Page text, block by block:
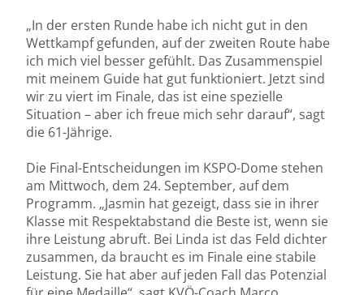
„In der ersten Runde habe ich nicht gut in den
Wettkampf gefunden, auf der zweiten Route habe
ich mich viel besser gefühlt. Das Zusammenspiel
mit meinem Guide hat gut funktioniert. Jetzt sind
wir zu viert im Finale, das ist eine spezielle
Situation – aber ich freue mich sehr darauf“, sagt
die 61-Jährige.
Die Final-Entscheidungen im KSPO-Dome stehen
am Mittwoch, dem 24. September, auf dem
Programm. „Jasmin hat gezeigt, dass sie in ihrer
Klasse mit Respektabstand die Beste ist, wenn sie
ihre Leistung abruft. Bei Linda ist das Feld dichter
zusammen, da braucht es im Finale eine stabile
Leistung. Sie hat aber auf jeden Fall das Potenzial